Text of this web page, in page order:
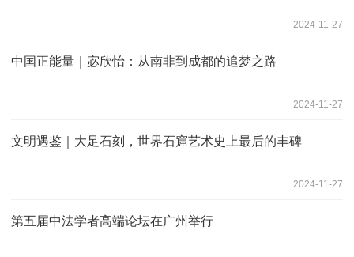
2024-11-27
中国正能量｜宓欣怡：从南非到成都的追梦之路
2024-11-27
文明遇鉴｜大足石刻，世界石窟艺术史上最后的丰碑
2024-11-27
第五届中法学者高端论坛在广州举行